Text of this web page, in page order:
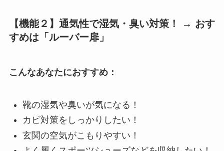
【機能２】通気性で湿気・臭い対策！ → おす
すめは「ルーバー扉」
こんなあなたにおすすめ：
靴の湿気や臭いが気になる！
カビ対策をしっかりしたい！
玄関の空気がこもりやすい！